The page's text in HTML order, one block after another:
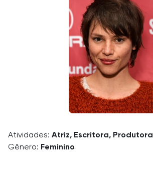
Atividades: Atriz, Escritora, Produtora
Gênero: Feminino